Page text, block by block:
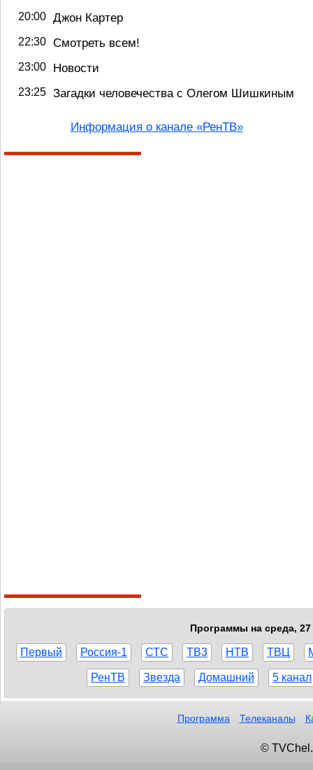
20:00 Джон Картер
22:30 Смотреть всем!
23:00 Новости
23:25 Загадки человечества с Олегом Шишкиным
Информация о канале «РенТВ»
Программы на среда, 27
Первый Россия-1 СТС ТВ3 НТВ ТВЦ
РенТВ Звезда Домашний 5 канал
Программа Телеканалы
©